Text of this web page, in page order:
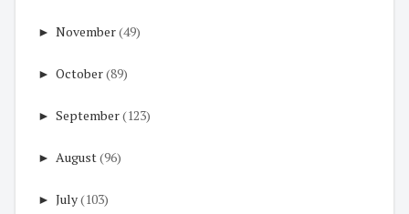
► November(49)
► October(89)
► September(123)
► August(96)
► July(103)